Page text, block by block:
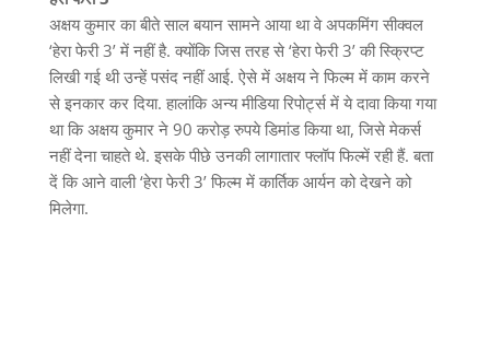
अक्षय कुमार का बीते साल बयान सामने आया था वे अपकमिंग सीक्वल
‘हेरा फेरी 3’ में नहीं है. क्योंकि जिस तरह से ‘हेरा फेरी 3’ की स्क्रिप्ट
लिखी गई थी उन्हें पसंद नहीं आई. ऐसे में अक्षय ने फिल्म में काम करने
से इनकार कर दिया. हालांकि अन्य मीडिया रिपोर्ट्स में ये दावा किया गया
था कि अक्षय कुमार ने 90 करोड़ रुपये डिमांड किया था, जिसे मेकर्स
नहीं देना चाहते थे. इसके पीछे उनकी लागातार फ्लॉप फिल्में रही हैं. बता
दें कि आने वाली ‘हेरा फेरी 3’ फिल्म में कार्तिक आर्यन को देखने को
मिलेगा.